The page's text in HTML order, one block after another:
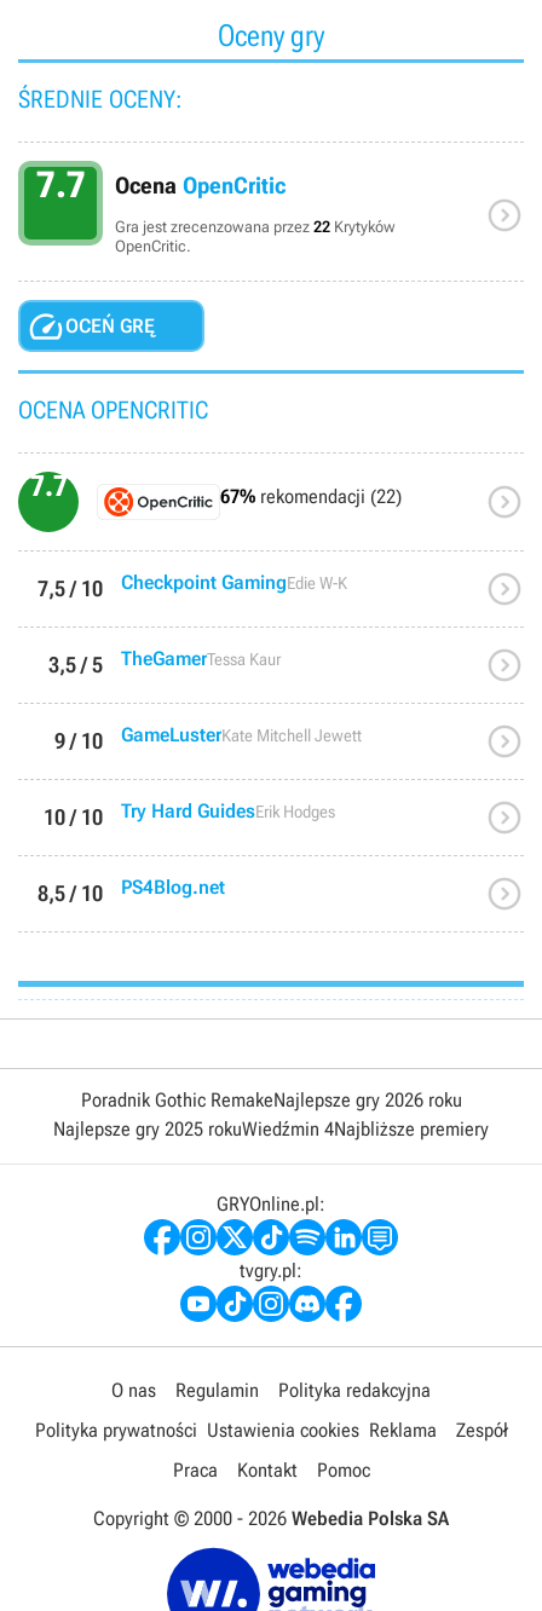
Oceny gry
ŚREDNIE OCENY:
7.7 Ocena OpenCritic
Gra jest zrecenzowana przez 22 Krytyków
OpenCritic.

OCEŃ GRĘ
OCENA OPENCRITIC
7.7 67% rekomendacji (22) 
7,5 / 10 Checkpoint GamingEdie W-K 
3,5 / 5 TheGamerTessa Kaur 
9 / 10 GameLusterKate Mitchell Jewett 
10 / 10 Try Hard GuidesErik Hodges 
8,5 / 10 PS4Blog.net 
Poradnik Gothic RemakeNajlepsze gry 2026 roku
Najlepsze gry 2025 rokuWiedźmin 4Najbliższe premiery
GRYOnline.pl:
tvgry.pl:
O nas Regulamin
Polityka redakcyjna
Polityka prywatności Ustawienia cookies Reklama
Zespół
Praca
Kontakt Pomoc
Copyright © 2000 - 2026 Webedia Polska SA